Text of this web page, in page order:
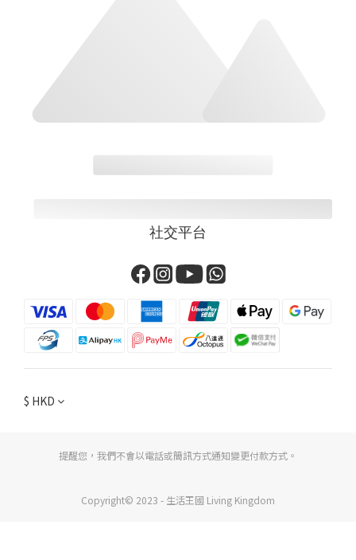
社交平台
$ HKD
提醒您，我們不會以電話或簡訊方式通知變更付款方式。
Copyright© 2023 - 生活王國 Living Kingdom